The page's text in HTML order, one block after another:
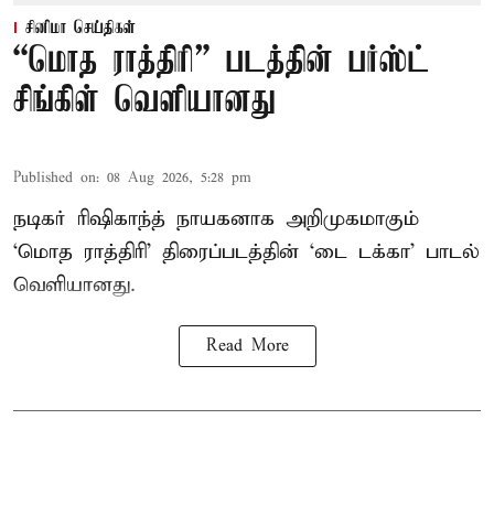
சினிமா செய்திகள்
“மொத ராத்திரி” படத்தின் பர்ஸ்ட்
சிங்கிள் வெளியானது
Published on: 08 Aug 2026, 5:28 pm
நடிகர் ரிஷிகாந்த் நாயகனாக அறிமுகமாகும்
‘மொத ராத்திரி’ திரைப்படத்தின் ‘டை டக்கா’ பாடல்
வெளியானது.
Read More